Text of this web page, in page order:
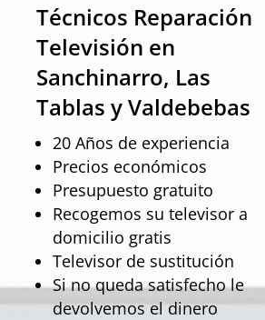
Técnicos Reparación
Televisión en
Sanchinarro, Las
Tablas y Valdebebas
20 Años de experiencia
Precios económicos
Presupuesto gratuito
Recogemos su televisor a
domicilio gratis
Televisor de sustitución
Si no queda satisfecho le
devolvemos el dinero